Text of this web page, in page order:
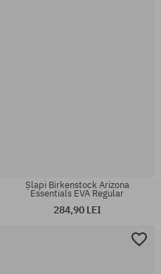
Șlapi Birkenstock Arizona
Essentials EVA Regular
284,90 LEI